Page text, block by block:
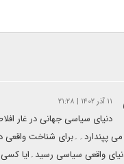
۱۱ آذر ۱۴۰۲ | ۲۱:۲۸
دنیای سیاسی جهانی در غار
پپندارد۔۔برای شناخت واقعی
واقعی سیاسی رسید۔ایا کسی